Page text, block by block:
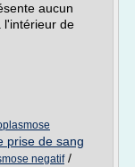
aucun
l'intérieur de
prise de sang
negatif/